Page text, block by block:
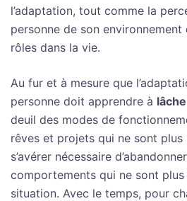
l’adaptation, tout comme la
personne de son
rôles dans la vie.
Au fur et à mesure que
personne doit apprendre à
deuil des modes de
rêves et projets qui ne sont plus
s’avérer nécessaire
comportements qui ne sont
situation. Avec le temps, pour